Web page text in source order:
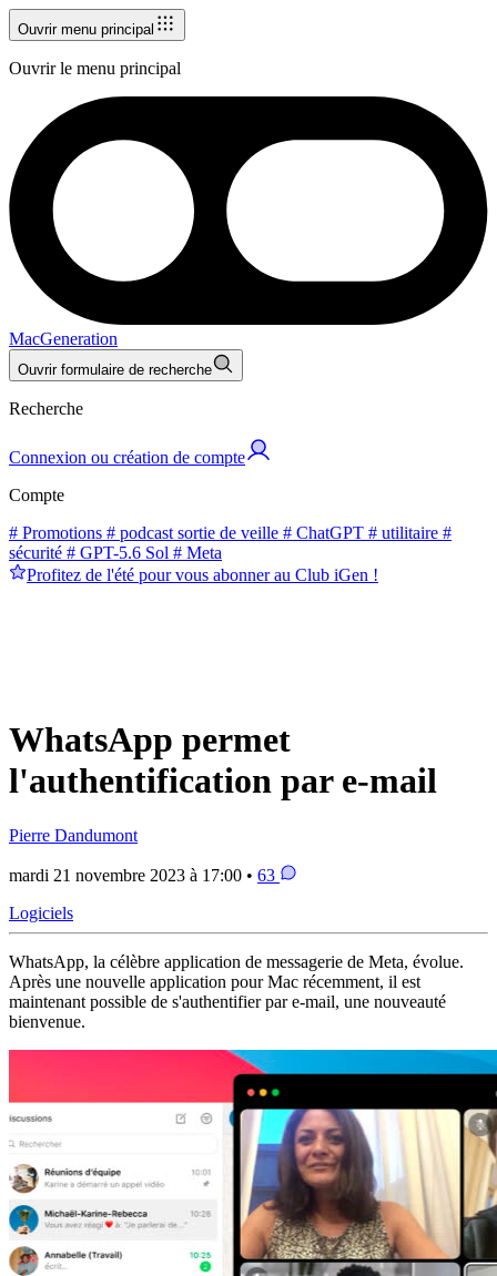
Ouvrir menu principal
Ouvrir le menu principal
MacGeneration
Ouvrir formulaire de recherche
Recherche
Connexion ou création de compte
Compte
# Promotions # podcast sortie de veille # ChatGPT # utilitaire #
sécurité # GPT-5.6 Sol # Meta
Profitez de l'été pour vous abonner au Club iGen !
WhatsApp permet
l'authentification par e-mail
Pierre Dandumont
mardi 21 novembre 2023 à 17:00 • 63
Logiciels
WhatsApp, la célèbre application de messagerie de Meta, évolue.
Après une nouvelle application pour Mac récemment, il est
maintenant possible de s'authentifier par e-mail, une nouveauté
bienvenue.